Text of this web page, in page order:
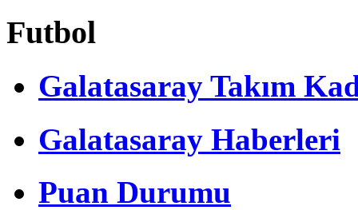
Futbol
Galatasaray Takım
Galatasaray Haberleri
Puan Durumu